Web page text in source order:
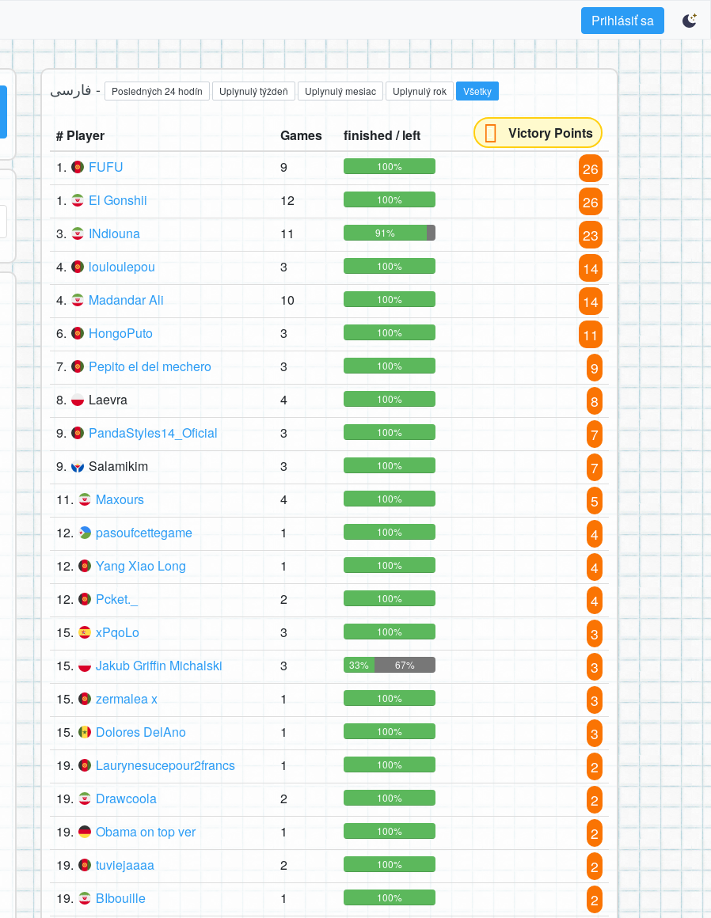
Prihlásiť sa
فارسی - Posledných 24 hodín Uplynulý týždeň Uplynulý mesiac Uplynulý rok Všetky
# Player Games finished / left
Victory Points
1.
FUFU 9 100% 26
1. El Gonshii 12 100% 26
3. INdiouna 11 91% 23
4. louloulepou 3 100% 14
4. Madandar Ali 10 100% 14
6. HongoPuto 3 100% 11
7. Pepito el del mechero 3 100% 9
8. Laevra 4 100% 8
9. PandaStyles14_Oficial 3 100% 7
9. Salamikim 3 100% 7
11. Maxours 4 100% 5
12. pasoufcettegame 1 100% 4
12. Yang Xiao Long 1 100% 4
12. Pcket._ 2 100% 4
15. xPqoLo 3 100% 3
15. Jakub Griffin Michalski 3 33% 67% 3
15. zermalea x 1 100% 3
15. Dolores DelAno 1 100% 3
19. Laurynesucepour2francs 1 100% 2
19. Drawcoola 2 100% 2
19. Obama on top ver 1 100% 2
19. tuviejaaaa 2 100% 2
19. BIbouille 1 100% 2